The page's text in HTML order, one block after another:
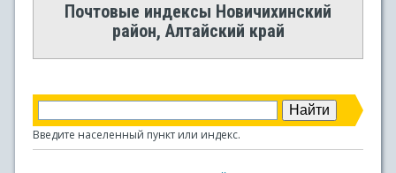
Почтовые индексы Новичихинский
район, Алтайский край
Введите населенный пункт или индекс.